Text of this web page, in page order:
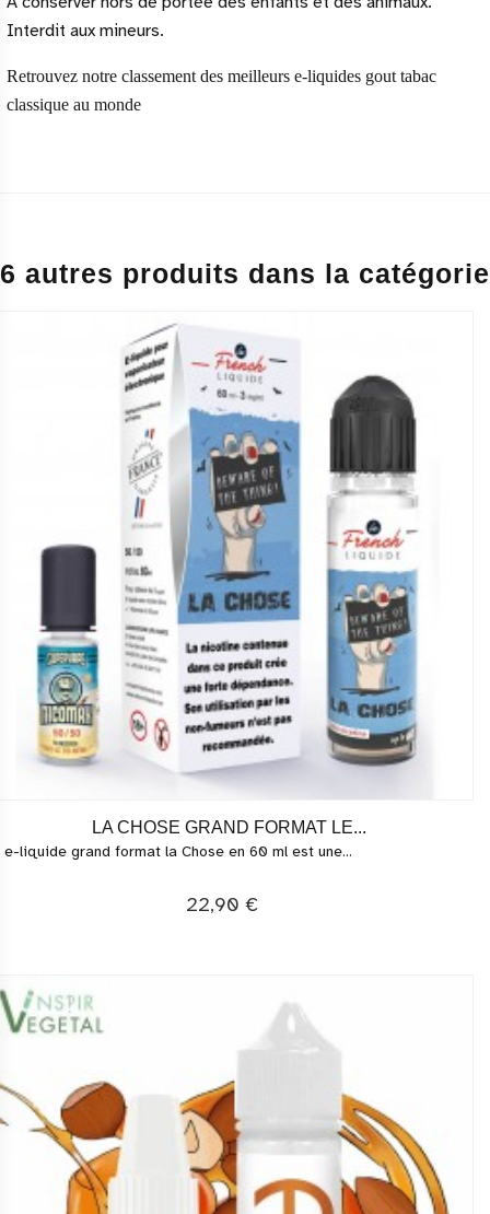
Interdit aux mineurs.
Retrouvez notre classement des meilleurs e-liquides gout tabac
classique au monde
autres produits dans la catégorie
LA CHOSE GRAND FORMAT LE...
e-liquide grand format la Chose en 60 ml est une...
22,90 €